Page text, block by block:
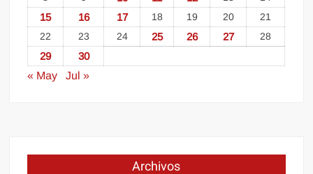
15 16 17 18 19 20
21
22
23 24 25 26 27 28
29
30
« May
Jul »
Archivos